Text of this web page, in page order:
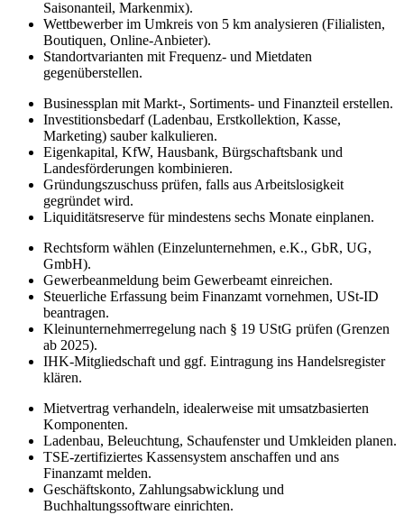
Saisonanteil, Markenmix).
Wettbewerber im Umkreis von 5 km analysieren (Filialisten,
Boutiquen, Online-Anbieter).
Standortvarianten mit Frequenz- und Mietdaten
gegenüberstellen.
Businessplan mit Markt-, Sortiments- und Finanzteil erstellen.
Investitionsbedarf (Ladenbau, Erstkollektion, Kasse,
Marketing) sauber kalkulieren.
Eigenkapital, KfW, Hausbank, Bürgschaftsbank und
Landesförderungen kombinieren.
Gründungszuschuss prüfen, falls aus Arbeitslosigkeit
gegründet wird.
Liquiditätsreserve für mindestens sechs Monate einplanen.
Rechtsform wählen (Einzelunternehmen, e.K., GbR, UG,
GmbH).
Gewerbeanmeldung beim Gewerbeamt einreichen.
Steuerliche Erfassung beim Finanzamt vornehmen, USt-ID
beantragen.
Kleinunternehmerregelung nach § 19 UStG prüfen (Grenzen
ab 2025).
IHK-Mitgliedschaft und ggf. Eintragung ins Handelsregister
klären.
Mietvertrag verhandeln, idealerweise mit umsatzbasierten
Komponenten.
Ladenbau, Beleuchtung, Schaufenster und Umkleiden planen.
TSE-zertifiziertes Kassensystem anschaffen und ans
Finanzamt melden.
Geschäftskonto, Zahlungsabwicklung und
Buchhaltungssoftware einrichten.